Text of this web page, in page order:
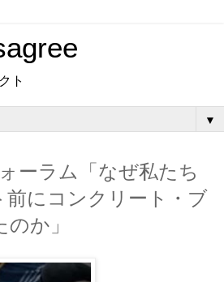
ト
▼
ーラム「なぜ私たち
前にコンクリート・ブ
か」